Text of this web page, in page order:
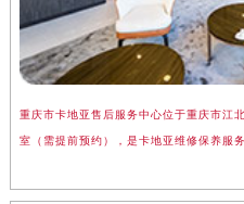
重庆市卡地亚售后服务中心位于重庆市江
室（需提前预约），是卡地亚维修保养服